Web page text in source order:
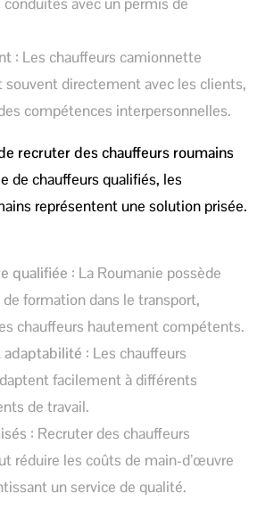
: Les chauffeurs camionnette
souvent directement avec les clients,
compétences interpersonnelles.
recruter des chauffeurs roumains
de chauffeurs qualifiés, les
représentent une solution prisée.
qualifiée : La Roumanie possède
formation dans le transport,
chauffeurs hautement compétents.
: Les chauffeurs
facilement à différents
de travail.
: Recruter des chauffeurs
réduire les coûts de main-d’œuvre
un service de qualité.